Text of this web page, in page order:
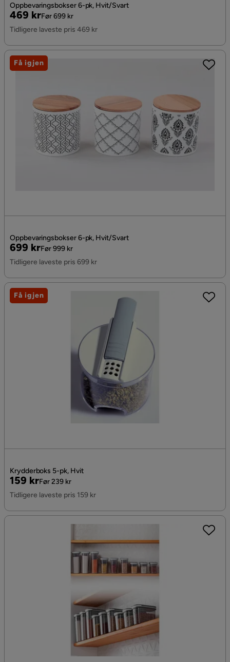
Oppbevaringsbokser 6-pk, Hvit/Svart
Pris
469 kr
Original
Pris
Før 699 kr
Tidligere laveste pris 469 kr
Oppbevaringsbokser 6-pk, Hvit/Svart
Pris
699 kr
Original
Pris
Før 999 kr
Tidligere laveste pris 699 kr
Få igjen
Krydderboks 5-pk, Hvit
Pris
159 kr
Original
Pris
Før 239 kr
Tidligere laveste pris 159 kr
Få igjen